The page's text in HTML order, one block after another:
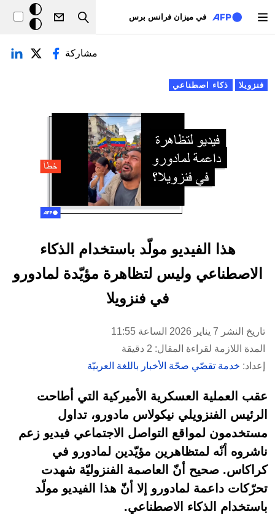
في ميزان فرانس برس
Search
خلفيّة
داكنة
التبويبات الأساسية
فنزويلا ذكاء اصطناعي
مشاركة
هذا الفيديو مولّد باستخدام الذكاء
الاصطناعي وليس لتظاهرة مؤيّدة لمادورو
في فنزويلا
تاريخ النشر 7 يناير 2026 الساعة 11:55
المدة اللازمة لقراءة المقال: 2 دقيقة
إعداد: خدمة تقصّي صحّة الأخبار باللغة العربيّة
عقب العملية العسكرية الأميركية التي أطاحت
الرئيس الفنزويلي نيكولاس مادورو، تداول
مستخدمون لمواقع التواصل الاجتماعي فيديو زعم
ناشروه أنّه لمتظاهرين مؤيّدين لمادورو في
كراكاس. صحيح أنّ العاصمة الفنزوليّة شهدت
تحرّكات داعمة لمادورو إلا أنّ هذا الفيديو مولّد
باستخدام الذكاء الاصطناعي.